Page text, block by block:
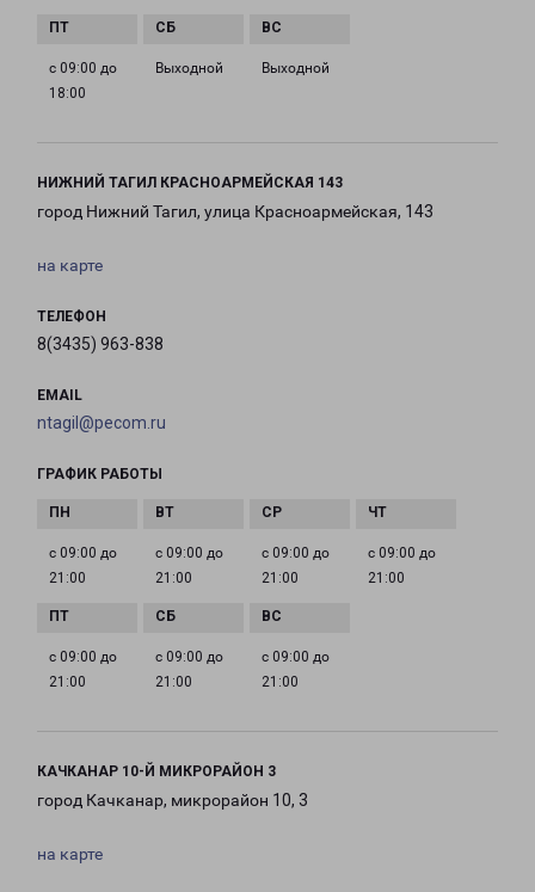
с 09:00 до
18:00
Выходной Выходной
НИЖНИЙ ТАГИЛ КРАСНОАРМЕЙСКАЯ 143
город Нижний Тагил, улица Красноармейская, 143
на карте
ТЕЛЕФОН
8(3435) 963-838
EMAIL
ntagil@pecom.ru
ГРАФИК РАБОТЫ
с 09:00 до
21:00
с 09:00 до
21:00
с 09:00 до
21:00
с 09:00 до
21:00
с 09:00 до
21:00
с 09:00 до
21:00
с 09:00 до
21:00
КАЧКАНАР 10-Й МИКРОРАЙОН 3
город Качканар, микрорайон 10, 3
на карте